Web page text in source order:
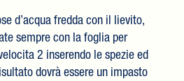
d’acqua fredda con il lievito,
sempre con la foglia per
2 inserendo le spezie ed
dovrà essere un impasto